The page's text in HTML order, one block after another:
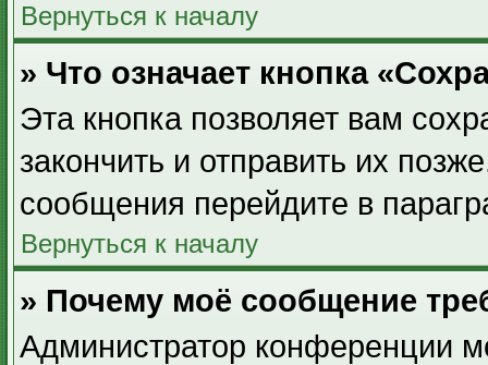
Вернуться к началу
» Что означает кнопка
Эта кнопка позволяет вам
закончить и отправить их
сообщения перейдите в
Вернуться к началу
» Почему моё сообщение
Администратор конференции